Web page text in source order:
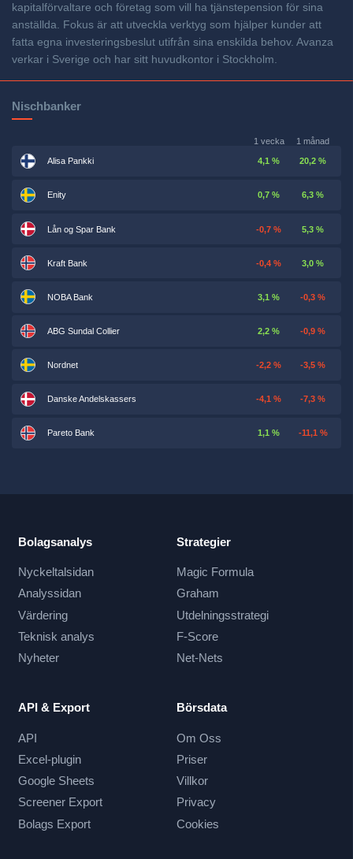
kapitalförvaltare och företag som vill ha tjänstepension för sina
anställda. Fokus är att utveckla verktyg som hjälper kunder att
fatta egna investeringsbeslut utifrån sina enskilda behov. Avanza
verkar i Sverige och har sitt huvudkontor i Stockholm.
Nischbanker
1 vecka 1 månad
Alisa Pankki 4,1 % 20,2 %
Enity 0,7 % 6,3 %
Lån og Spar Bank -0,7 % 5,3 %
Kraft Bank -0,4 % 3,0 %
NOBA Bank 3,1 % -0,3 %
ABG Sundal Collier 2,2 % -0,9 %
Nordnet -2,2 % -3,5 %
Danske Andelskassers -4,1 % -7,3 %
Pareto Bank 1,1 % -11,1 %
Bolagsanalys
Nyckeltalsidan
Analyssidan
Värdering
Teknisk analys
Nyheter
Strategier
Magic Formula
Graham
Utdelningsstrategi
F-Score
Net-Nets
API & Export
API
Excel-plugin
Google Sheets
Screener Export
Bolags Export
Börsdata
Om Oss
Priser
Villkor
Privacy
Cookies